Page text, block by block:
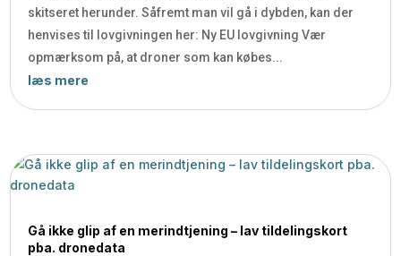
skitseret herunder. Såfremt man vil gå i dybden, kan der
henvises til lovgivningen her: Ny EU lovgivning Vær
opmærksom på, at droner som kan købes...
læs mere
Gå ikke glip af en merindtjening – lav tildelingskort
pba. dronedata